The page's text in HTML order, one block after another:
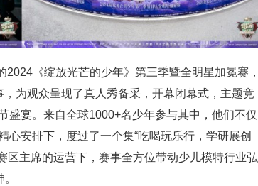
《绽放光芒的少年》第三季暨全明星加冕赛，
为观众呈现了真人秀备采，开幕闭幕式，主题竞
盛宴。来自全球1000+名少年参与其中，他们不仅
安排下，度过了一个集“吃喝玩乐行，学研展创
区主席的运营下，赛事全方位带动少儿模特行业弘